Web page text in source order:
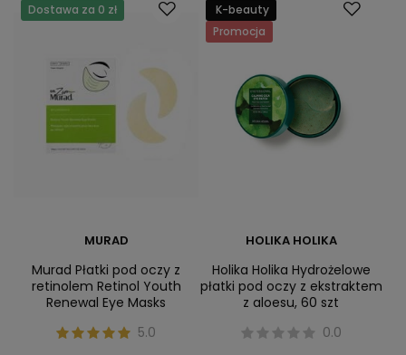
Dostawa za 0 zł
MURAD
Murad Płatki pod oczy z
retinolem Retinol Youth
Renewal Eye Masks
5.0
K-beauty
Promocja
HOLIKA HOLIKA
Holika Holika Hydrożelowe
płatki pod oczy z ekstraktem
z aloesu, 60 szt
0.0